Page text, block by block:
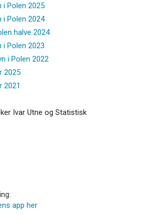
i Polen 2025
i Polen 2024
halve 2024
i Polen 2023
i Polen 2022
2025
2021
Ivar Utne og Statistisk
app her